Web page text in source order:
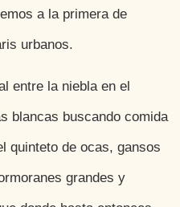
a la primera de
urbanos.
entre la niebla en el
blancas buscando comida
quinteto de ocas, gansos
grandes y